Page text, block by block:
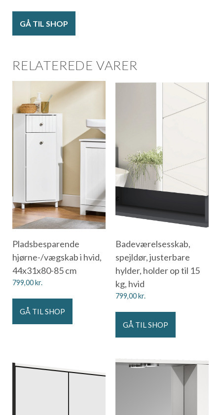
GÅ TIL SHOP
RELATEREDE VARER
Pladsbesparende
hjørne-/vægskab i hvid,
44x31x80-85 cm
799,00kr.
GÅ TIL SHOP
Badeværelsesskab,
spejldør, justerbare
hylder, holder op til 15
kg, hvid
799,00kr.
GÅ TIL SHOP